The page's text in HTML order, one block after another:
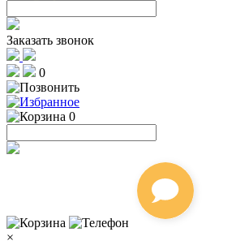
Заказать звонок
0
0
×